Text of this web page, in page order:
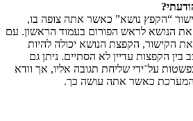
“הקפץ נושא” כאשר אתה צופה בו,
את הנושא לראש הפורום בעמוד הראשון. עם
הקישור, הקפצת הנושא יכולה להיות
בין הקפצות עדיין לא הסתיים. ניתן גם
על־ידי שליחת תגובה אליו, אך וודא
המערכת כאשר אתה עושה כך.